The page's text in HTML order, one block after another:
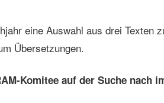
eine Auswahl aus drei Texten
Übersetzungen.
Komitee auf der Suche nach